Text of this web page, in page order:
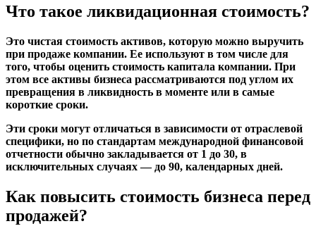
Что такое ликвидационная стоимость?
Это чистая стоимость активов, которую можно выручить
при продаже компании. Ее используют в том числе для
того, чтобы оценить стоимость капитала компании. При
этом все активы бизнеса рассматриваются под углом их
превращения в ликвидность в моменте или в самые
короткие сроки.
Эти сроки могут отличаться в зависимости от отраслевой
специфики, но по стандартам международной финансовой
отчетности обычно закладывается от 1 до 30, в
исключительных случаях — до 90, календарных дней.
Как повысить стоимость бизнеса перед
продажей?